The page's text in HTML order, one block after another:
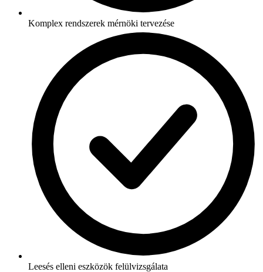
Komplex rendszerek mérnöki tervezése
Leesés elleni eszközök felülvizsgálata